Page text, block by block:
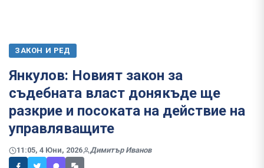
ЗАКОН И РЕД
Янкулов: Новият закон за
съдебната власт донякъде ще
разкрие и посоката на действие на
управляващите
11:05, 4 Юни, 2026 Димитър Иванов